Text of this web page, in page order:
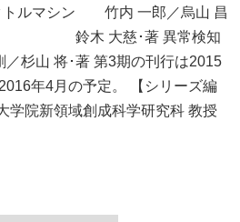
トルマシン 竹内 一郎／烏山 昌
鈴木 大慈･著 異常検知
山 将･著 第3期の刊行は2015
年4月の予定。 【シリーズ編
院新領域創成科学研究科 教授